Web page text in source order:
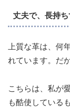
丈夫で、長持ち
上質な革は、何
れています。だ
こちらは、私が
も酷使しているも